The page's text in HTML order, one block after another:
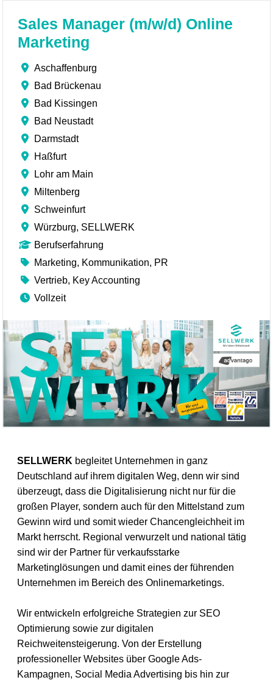
Sales Manager (m/w/d) Online
Marketing
Aschaffenburg
Bad Brückenau
Bad Kissingen
Bad Neustadt
Darmstadt
Haßfurt
Lohr am Main
Miltenberg
Schweinfurt
Würzburg, SELLWERK
Berufserfahrung
Marketing, Kommunikation, PR
Vertrieb, Key Accounting
Vollzeit
SELLWERK begleitet Unternehmen in ganz
Deutschland auf ihrem digitalen Weg, denn wir sind
überzeugt, dass die Digitalisierung nicht nur für die
großen Player, sondern auch für den Mittelstand zum
Gewinn wird und somit wieder Chancengleichheit im
Markt herrscht. Regional verwurzelt und national tätig
sind wir der Partner für verkaufsstarke
Marketinglösungen und damit eines der führenden
Unternehmen im Bereich des Onlinemarketings.
Wir entwickeln erfolgreiche Strategien zur SEO
Optimierung sowie zur digitalen
Reichweitensteigerung. Von der Erstellung
professioneller Websites über Google Ads-
Kampagnen, Social Media Advertising bis hin zur